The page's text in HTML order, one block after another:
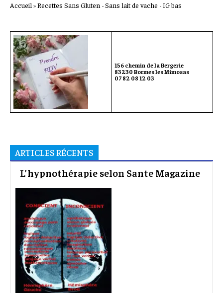
Accueil »Recettes Sans Gluten - Sans lait de vache - IG bas
156 chemin de la Bergerie
83230 Bormes les Mimosas
07 82 08 12 03
ARTICLES RÉCENTS
L’hypnothérapie selon Sante Magazine